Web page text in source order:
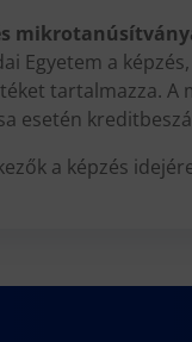
Egyetem a
tartalmazza. A
esetén
a képzés